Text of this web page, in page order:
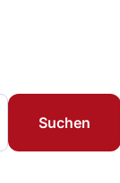
Suchen